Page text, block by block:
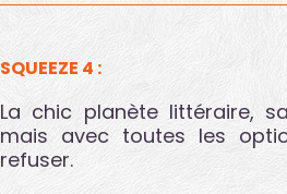
SQUEEZE 4 :
La chic planète littéraire,
mais avec toutes les
refuser.